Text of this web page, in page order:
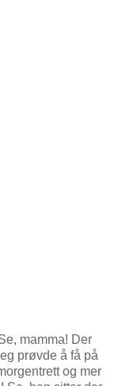
mamma! Der
prøvde å få på
og mer